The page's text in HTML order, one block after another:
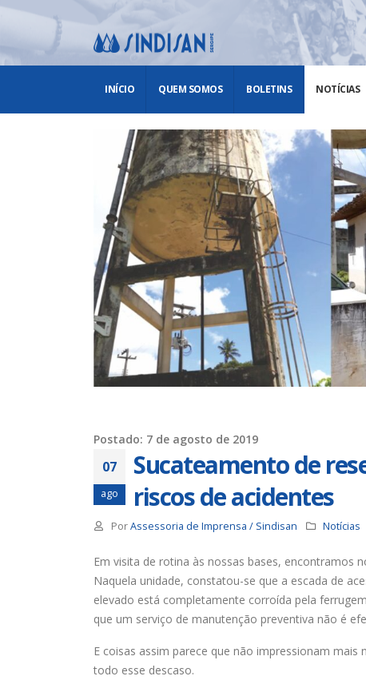
INÍCIO QUEM SOMOS BOLETINS NOTÍCIAS
Postado: 7 de agosto de 2019
07
ago
Sucateamento de
riscos de acidentes
PorAssessoria de Imprensa / Sindisan Notícias
Em visita de rotina às nossas bases, encontramos
Naquela unidade, constatou-se que a escada de
elevado está completamente corroída pela
que um serviço de manutenção preventiva não é
E coisas assim parece que não impressionam
todo esse descaso.
Trabalhadores da Iguá tem
até o dia 17/8 para
Chapa 1 – “Unidade,
Resistência e Luta vence” a
eleição do Sindisan
25 de julho de 2026
Executiva e Conselho Fiscal do
SINDISAN acontece até o dia
24
21 de julho de 2026
16 de
para o